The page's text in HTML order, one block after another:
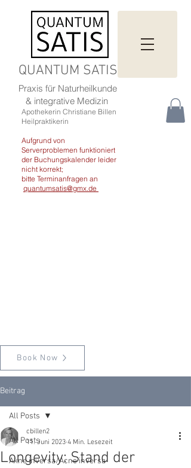
QUANTUM SATIS
Praxis für Naturheilkunde
& integrative Medizin
Apothekerin Christiane Billen
Heilpraktikerin
Aufgrund von
Serverproblemen funktioniert
der Buchungskalender leider
nicht korrekt;
bitte Terminanfragen an
quantumsatis@gmx.de
Book Now
Beitrag
All Posts
Akne inversa/Acne inversa
All Posts
Longevity: Stand der
cbillen2
11. Juni 2023 4 Min. Lesezeit